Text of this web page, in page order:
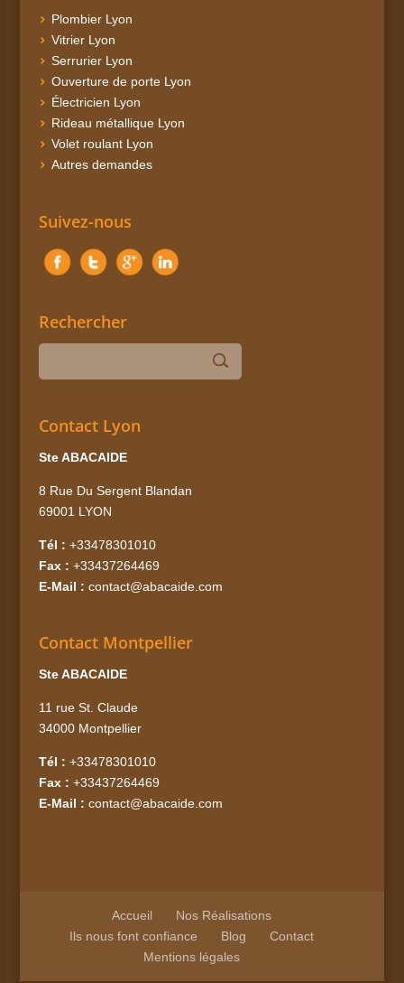
Plombier Lyon
Vitrier Lyon
Serrurier Lyon
Ouverture de porte Lyon
Électricien Lyon
Rideau métallique Lyon
Volet roulant Lyon
Autres demandes
Suivez-nous
Rechercher
Contact Lyon
Ste ABACAIDE
8 Rue Du Sergent Blandan
69001 LYON
Tél : +33478301010
Fax : +33437264469
E-Mail : contact@abacaide.com
Contact Montpellier
Ste ABACAIDE
11 rue St. Claude
34000 Montpellier
Tél : +33478301010
Fax : +33437264469
E-Mail : contact@abacaide.com
Accueil
Nos Réalisations
Ils nous font confiance
Blog
Contact
Mentions légales